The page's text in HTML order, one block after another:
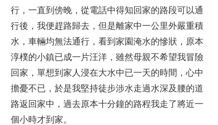
行，一直到傍晚，從電話中得知回家的路段可以通
行後，我便趕路歸去，但是離家中一公里外嚴重積
水，車輛均無法通行，看到家園淹水的慘狀，原本
淳樸的小鎮已成一片汪洋，雖然母親不希望我冒險
回家，單想到家人浸在大水中已一天的時間，心中
擔憂不已，於是我堅持徒步涉水走過水深及腰的道
路返回家中，過去原本十分鐘的路程我走了將近一
個小時才到家。